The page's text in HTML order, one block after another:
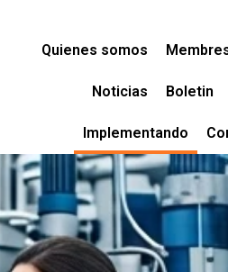
Quienes somos
Noticias Boletin
Implementando